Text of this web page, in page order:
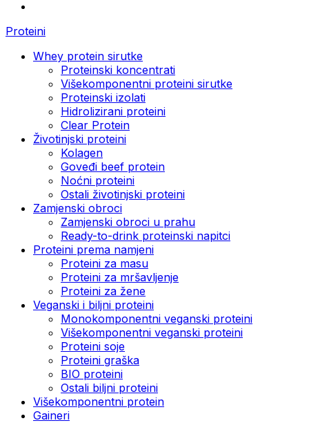
Proteini
Whey protein sirutke
Proteinski koncentrati
Višekomponentni proteini sirutke
Proteinski izolati
Hidrolizirani proteini
Clear Protein
Životinjski proteini
Kolagen
Goveđi beef protein
Noćni proteini
Ostali životinjski proteini
Zamjenski obroci
Zamjenski obroci u prahu
Ready-to-drink proteinski napitci
Proteini prema namjeni
Proteini za masu
Proteini za mršavljenje
Proteini za žene
Veganski i biljni proteini
Monokomponentni veganski proteini
Višekomponentni veganski proteini
Proteini soje
Proteini graška
BIO proteini
Ostali biljni proteini
Višekomponentni protein
Gaineri